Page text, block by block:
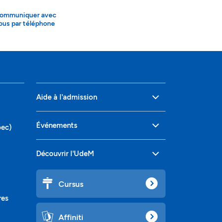
avec
par téléphone
Aide à l'admission
Événements
Découvrir l'UdeM
Cursus
Affiniti